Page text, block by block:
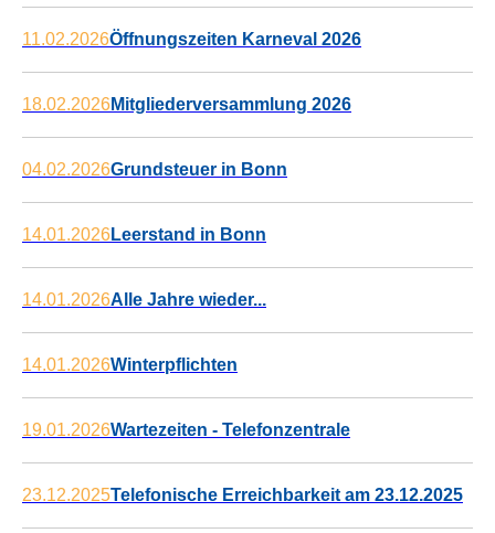
11.02.2026Öffnungszeiten Karneval 2026
18.02.2026Mitgliederversammlung 2026
04.02.2026Grundsteuer in Bonn
14.01.2026Leerstand in Bonn
14.01.2026Alle Jahre wieder...
14.01.2026Winterpflichten
19.01.2026Wartezeiten - Telefonzentrale
23.12.2025Telefonische Erreichbarkeit am 23.12.2025